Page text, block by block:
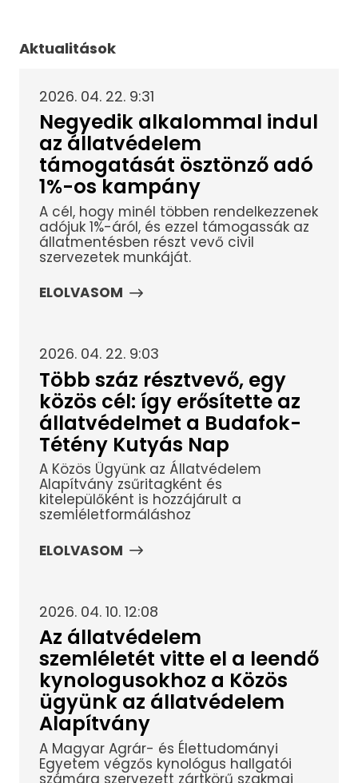
Aktualitások
2026. 04. 22. 9:31
Negyedik alkalommal indul
az állatvédelem
támogatását ösztönző adó
1%-os kampány
A cél, hogy minél többen rendelkezzenek
adójuk 1%-áról, és ezzel támogassák az
állatmentésben részt vevő civil
szervezetek munkáját.
ELOLVASOM
2026. 04. 22. 9:03
Több száz résztvevő, egy
közös cél: így erősítette az
állatvédelmet a Budafok-
Tétény Kutyás Nap
A Közös Ügyünk az Állatvédelem
Alapítvány zsűritagként és
kitelepülőként is hozzájárult a
szemléletformáláshoz
ELOLVASOM
2026. 04. 10. 12:08
Az állatvédelem
szemléletét vitte el a leendő
kynologusokhoz a Közös
ügyünk az állatvédelem
Alapítvány
A Magyar Agrár- és Élettudományi
Egyetem végzős kynológus hallgatói
számára szervezett zártkörű szakmai